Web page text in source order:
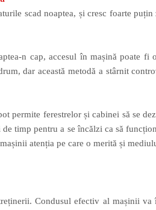
scad noaptea, și cresc foarte
n cap, accesul în mașină poate
dar această metodă a stârnit
permite ferestrelor și cabinei să se
timp pentru a se încălzi ca să
atenția pe care o merită și
Condusul efectiv al mașinii